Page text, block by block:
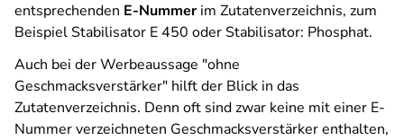
entsprechenden E-Nummerim Zutatenverzeichnis, zum
Beispiel Stabilisator E 450 oder Stabilisator: Phosphat.
Auch bei der Werbeaussage "ohne
Geschmacksverstärker" hilft der Blick in das
Zutatenverzeichnis. Denn oft sind zwar keine mit einer E-
Nummer verzeichneten Geschmacksverstärker enthalten,